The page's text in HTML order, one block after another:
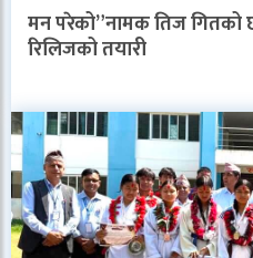
मन परेको”नामक तिज गितको
रिलिजको तयारी